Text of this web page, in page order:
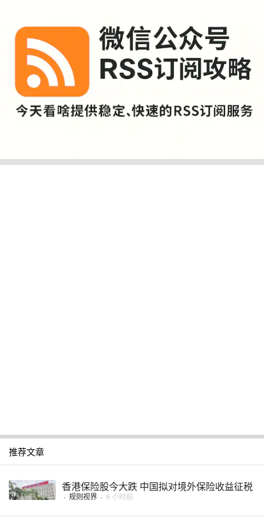
推荐文章
香港保险股今大跌 中国拟对境外保险收益征税
· 规则视界 · 6 小时前